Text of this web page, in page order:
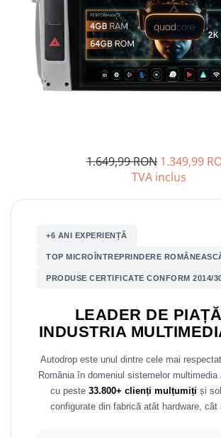
Toyota
Nissan
Land Rover
Citroen
1.649,99 RON 1.349,99
TVA inclus
+6 ANI EXPERIENȚĂ
TOP MICROÎNTREPRINDERE
PRODUSE CERTIFICATE CONFORM 2014/
LEADER DE
INDUSTRIA
Autodrop este unul dintre cele mai
România în domeniul sistemelor multimedia
cu peste 33.800+ clienți mulțumiți și
configurate din fabrică atât hardware, cât